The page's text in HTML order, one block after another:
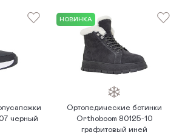
возрастанию цены
черный
НОВИНКА
Ортопедические ботинки
Orthoboom 80125-10
графитовый иней